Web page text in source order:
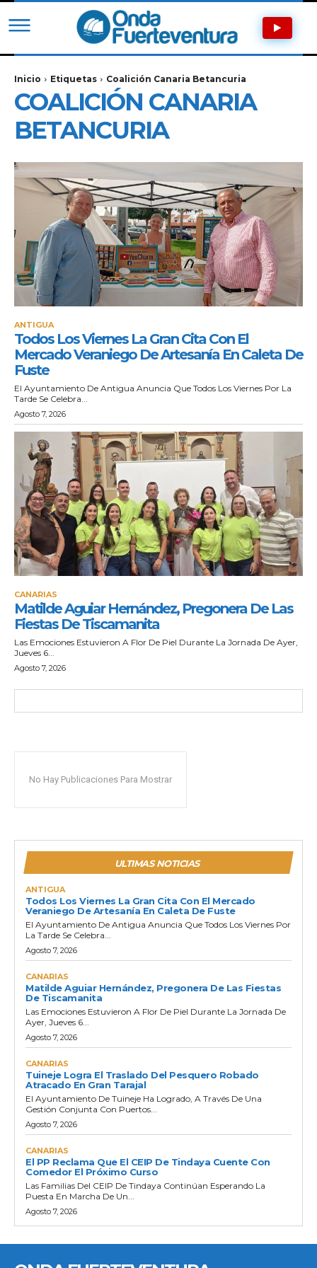
Inicio Etiquetas Coalición Canaria Betancuria
COALICIÓN CANARIA
BETANCURIA
ANTIGUA
Todos Los Viernes La Gran Cita Con El
Mercado Veraniego De Artesanía En Caleta De
Fuste
El Ayuntamiento De Antigua Anuncia Que Todos Los Viernes Por La
Tarde Se Celebra...
Agosto 7, 2026
CANARIAS
Matilde Aguiar Hernández, Pregonera De Las
Fiestas De Tiscamanita
Las Emociones Estuvieron A Flor De Piel Durante La Jornada De Ayer,
Jueves 6...
Agosto 7, 2026
No Hay Publicaciones Para Mostrar
ULTIMAS NOTICIAS
ANTIGUA
Todos Los Viernes La Gran Cita Con El Mercado
Veraniego De Artesanía En Caleta De Fuste
El Ayuntamiento De Antigua Anuncia Que Todos Los Viernes Por
La Tarde Se Celebra...
Agosto 7, 2026
CANARIAS
Matilde Aguiar Hernández, Pregonera De Las Fiestas
De Tiscamanita
Las Emociones Estuvieron A Flor De Piel Durante La Jornada De
Ayer, Jueves 6...
Agosto 7, 2026
CANARIAS
Tuineje Logra El Traslado Del Pesquero Robado
Atracado En Gran Tarajal
El Ayuntamiento De Tuineje Ha Logrado, A Través De Una
Gestión Conjunta Con Puertos...
Agosto 7, 2026
CANARIAS
El PP Reclama Que El CEIP De Tindaya Cuente Con
Comedor El Próximo Curso
Las Familias Del CEIP De Tindaya Continúan Esperando La
Puesta En Marcha De Un...
Agosto 7, 2026